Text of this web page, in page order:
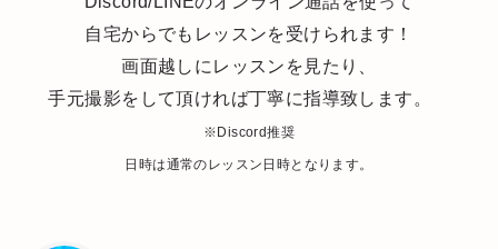
自宅からでもレッスンを受けられます！
画面越しにレッスンを見たり、
手元撮影をして頂ければ丁寧に指導致します。
※Discord推奨
日時は通常のレッスン日時となります。